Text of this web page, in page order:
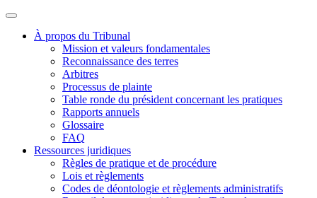
À propos du Tribunal
Mission et valeurs fondamentales
Reconnaissance des terres
Arbitres
Processus de plainte
Table ronde du président concernant les pratiques
Rapports annuels
Glossaire
FAQ
Ressources juridiques
Règles de pratique et de procédure
Lois et règlements
Codes de déontologie et règlements administratifs